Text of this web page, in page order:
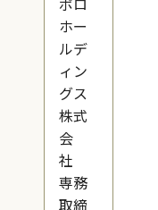
ホー
ルデ
ィン
グス
株式
会
社
専務
取締